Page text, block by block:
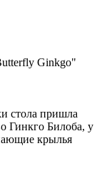
Ginkgo"
стола пришла
Гинкго Билоба, у
крылья